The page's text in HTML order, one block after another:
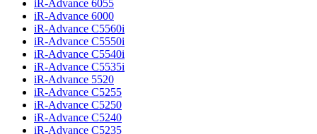
iR-Advance 6055
iR-Advance 6000
iR-Advance C5560i
iR-Advance C5550i
iR-Advance C5540i
iR-Advance C5535i
iR-Advance 5520
iR-Advance C5255
iR-Advance C5250
iR-Advance C5240
iR-Advance C5235